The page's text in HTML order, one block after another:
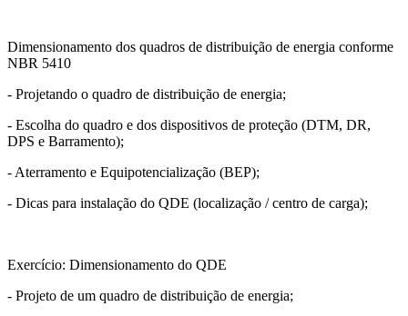
Dimensionamento dos quadros de distribuição de energia conforme
NBR 5410
- Projetando o quadro de distribuição de energia;
- Escolha do quadro e dos dispositivos de proteção (DTM, DR,
DPS e Barramento);
- Aterramento e Equipotencialização (BEP);
- Dicas para instalação do QDE (localização / centro de carga);
Exercício: Dimensionamento do QDE
- Projeto de um quadro de distribuição de energia;